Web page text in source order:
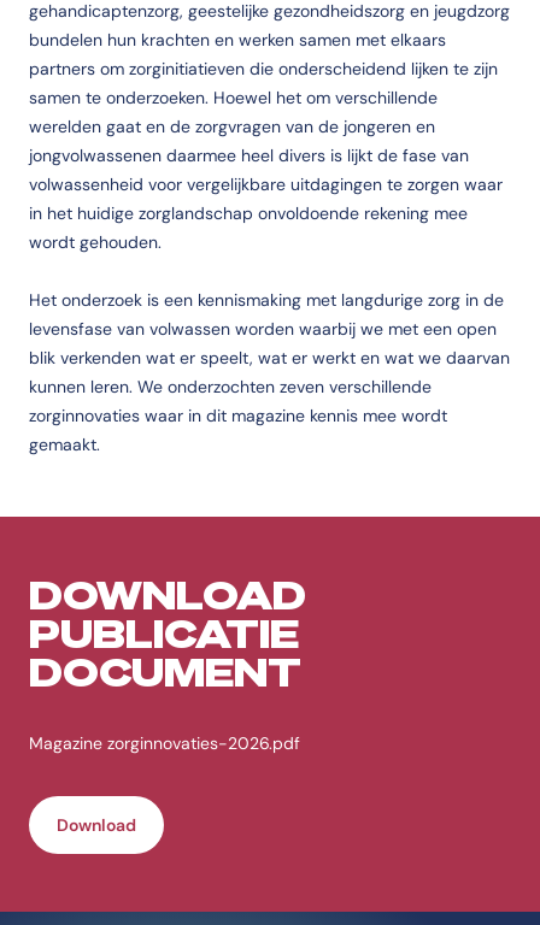
gehandicaptenzorg, geestelijke gezondheidszorg en jeugdzorg
bundelen hun krachten en werken samen met elkaars
partners om zorginitiatieven die onderscheidend lijken te zijn
samen te onderzoeken. Hoewel het om verschillende
werelden gaat en de zorgvragen van de jongeren en
jongvolwassenen daarmee heel divers is lijkt de fase van
volwassenheid voor vergelijkbare uitdagingen te zorgen waar
in het huidige zorglandschap onvoldoende rekening mee
wordt gehouden.
Het onderzoek is een kennismaking met langdurige zorg in de
levensfase van volwassen worden waarbij we met een open
blik verkenden wat er speelt, wat er werkt en wat we daarvan
kunnen leren. We onderzochten zeven verschillende
zorginnovaties waar in dit magazine kennis mee wordt
gemaakt.
DOWNLOAD
PUBLICATIE
DOCUMENT
Magazine zorginnovaties-2026.pdf
Download